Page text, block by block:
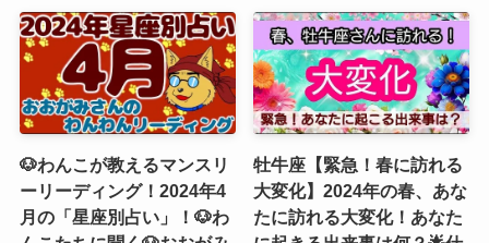
🐶わんこが教えるマンスリ
ーリーディング！2024年4
月の「星座別占い」！🐶わ
牡牛座【緊急！春に訪れる
大変化】2024年の春、あな
たに訪れる大変化！あなた